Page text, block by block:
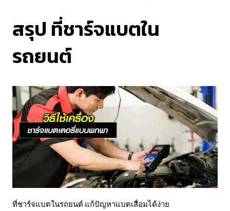
สรุป ที่ชาร์จแบตใน
รถยนต์
ที่ชาร์จแบตในรถยนต์ แก้ปัญหาแบตเสื่อมได้ง่าย